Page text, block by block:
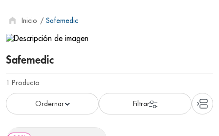
Safemedic
Safemedic
1 Producto
términos más buscados
1. protector solar
2. pañales
3. eucerin
4. cerave
nivea
6. bioderma